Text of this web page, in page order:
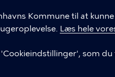
Kommune til at
Læs hele
som
Cookiepolitik